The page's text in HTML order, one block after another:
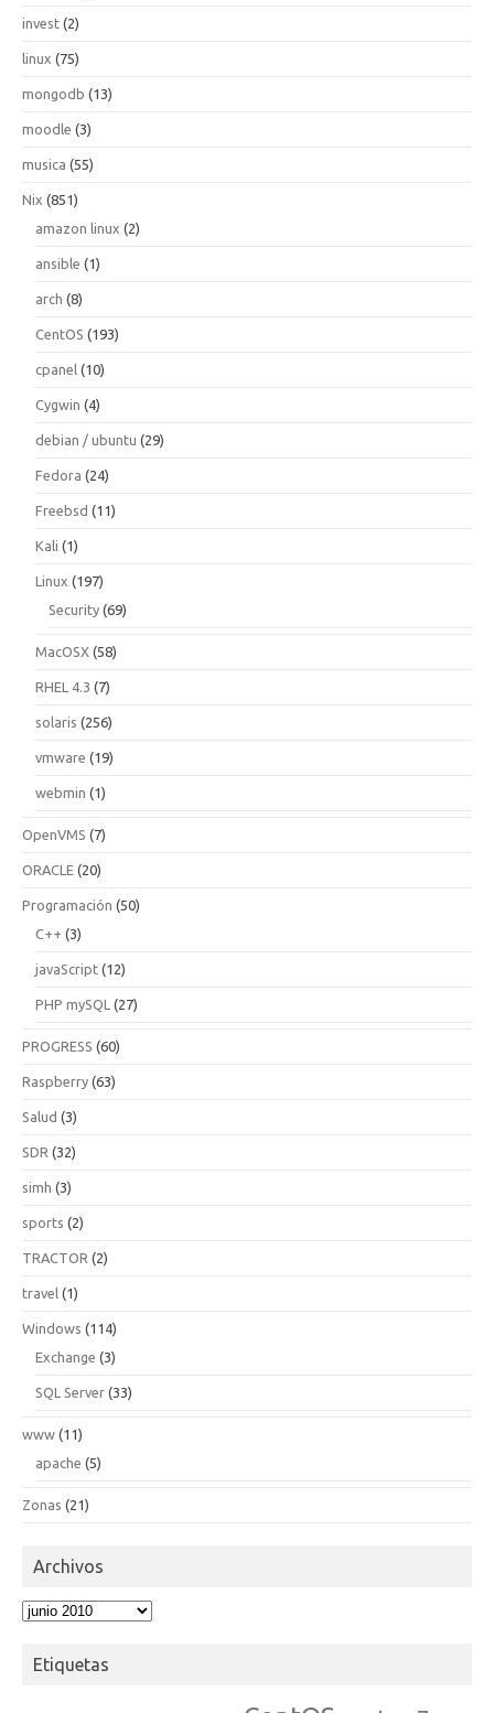
invest (2)
linux (75)
mongodb (13)
moodle (3)
musica (55)
Nix (851)
amazon linux (2)
ansible (1)
arch (8)
CentOS (193)
cpanel (10)
Cygwin (4)
debian / ubuntu (29)
Fedora (24)
Freebsd (11)
Kali (1)
Linux (197)
Security (69)
MacOSX (58)
RHEL 4.3 (7)
solaris (256)
vmware (19)
webmin (1)
OpenVMS (7)
ORACLE (20)
Programación (50)
C++ (3)
javaScript (12)
PHP mySQL (27)
PROGRESS (60)
Raspberry (63)
Salud (3)
SDR (32)
simh (3)
sports (2)
TRACTOR (2)
travel (1)
Windows (114)
Exchange (3)
SQL Server (33)
www (11)
apache (5)
Zonas (21)
Archivos
Archivos
Etiquetas